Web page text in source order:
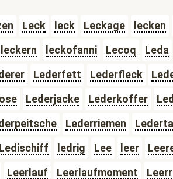
Leck leck Leckage lecken
leckern
leckofanni Lecoq Leda
Lederfett Lederfleck
Lederjacke Lederkoffer
Lederriemen
ledrig Lee leer
Leerlauf
Leerlaufmoment